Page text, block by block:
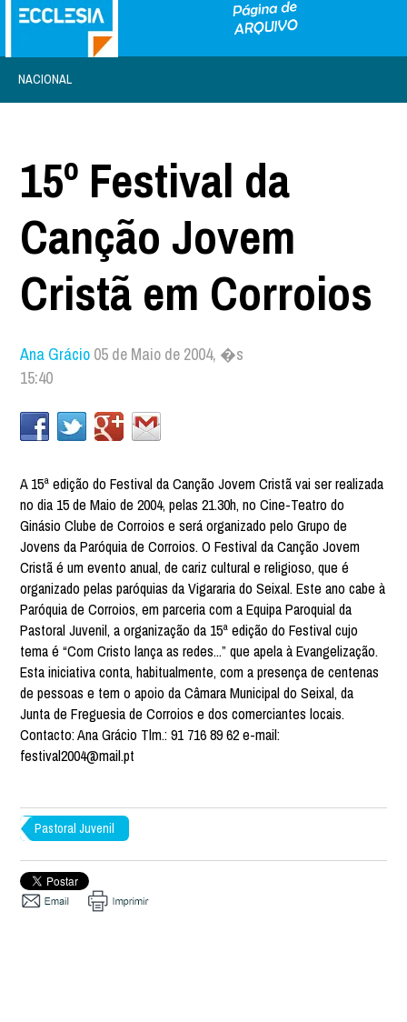
NACIONAL
15º Festival da
Canção Jovem
Cristã em Corroios
Ana Grácio 05 de Maio de 2004, �s
15:40
A 15ª edição do Festival da Canção Jovem Cristã vai ser realizada
no dia 15 de Maio de 2004, pelas 21.30h, no Cine-Teatro do
Ginásio Clube de Corroios e será organizado pelo Grupo de
Jovens da Paróquia de Corroios. O Festival da Canção Jovem
Cristã é um evento anual, de cariz cultural e religioso, que é
organizado pelas paróquias da Vigararia do Seixal. Este ano cabe à
Paróquia de Corroios, em parceria com a Equipa Paroquial da
Pastoral Juvenil, a organização da 15ª edição do Festival cujo
tema é “Com Cristo lança as redes...” que apela à Evangelização.
Esta iniciativa conta, habitualmente, com a presença de centenas
de pessoas e tem o apoio da Câmara Municipal do Seixal, da
Junta de Freguesia de Corroios e dos comerciantes locais.
Contacto: Ana Grácio Tlm.: 91 716 89 62 e-mail:
festival2004@mail.pt
Pastoral Juvenil